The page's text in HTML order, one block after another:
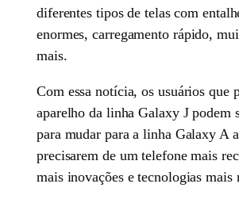
diferentes tipos de telas com
enormes, carregamento rápido,
mais.
Com essa notícia, os usuários que
aparelho da linha Galaxy J podem
para mudar para a linha Galaxy A
precisarem de um telefone mais
mais inovações e tecnologias mais